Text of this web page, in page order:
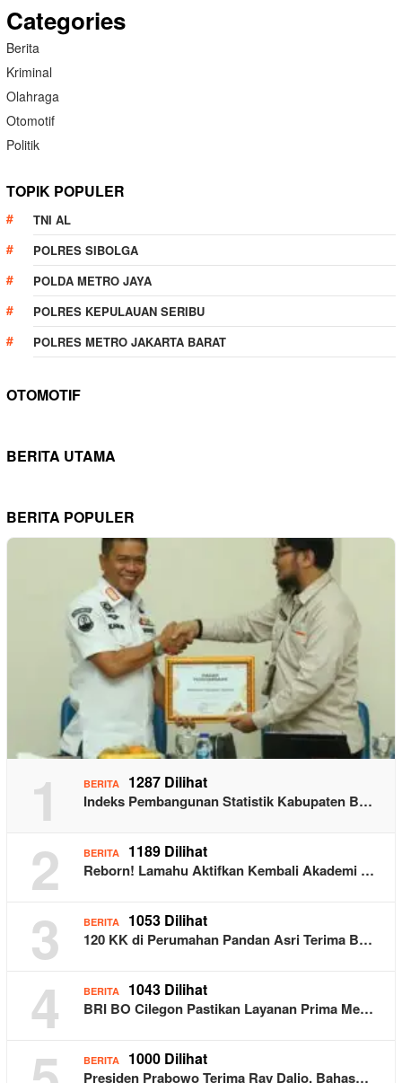
Categories
Berita
Kriminal
Olahraga
Otomotif
Politik
TOPIK POPULER
TNI AL
POLRES SIBOLGA
POLDA METRO JAYA
POLRES KEPULAUAN SERIBU
POLRES METRO JAKARTA BARAT
OTOMOTIF
BERITA UTAMA
BERITA POPULER
1 BERITA 1287 Dilihat
Indeks Pembangunan Statistik Kabupaten B…
2 BERITA 1189 Dilihat
Reborn! Lamahu Aktifkan Kembali Akademi …
3 BERITA 1053 Dilihat
120 KK di Perumahan Pandan Asri Terima B…
4 BERITA 1043 Dilihat
BRI BO Cilegon Pastikan Layanan Prima Me…
BERITA 1000 Dilihat
Presiden Prabowo Terima Ray Dalio, Bahas…